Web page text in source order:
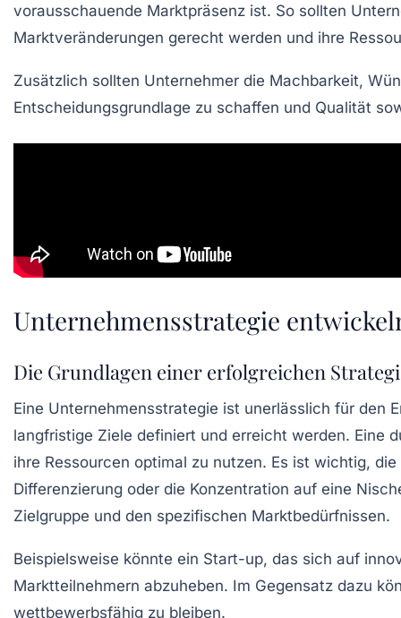
vorausschauende Marktpräsenz ist. So sollten
Marktveränderungen gerecht werden und ihre
Zusätzlich sollten Unternehmer die Machbarkeit,
Entscheidungsgrundlage zu schaffen und Qualität
Unternehmensstrategie
Die Grundlagen einer erfolgreichen
Eine Unternehmensstrategie ist unerlässlich für den
langfristige Ziele definiert und erreicht werden. Eine
ihre Ressourcen optimal zu nutzen. Es ist wichtig,
Differenzierung oder die Konzentration auf eine
Zielgruppe und den spezifischen Marktbedürfnissen.
Beispielsweise könnte ein Start-up, das sich auf
Marktteilnehmern abzuheben. Im Gegensatz dazu
wettbewerbsfähig zu bleiben.